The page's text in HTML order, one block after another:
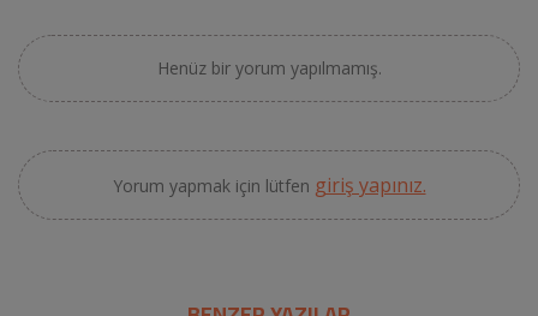
Henüz bir yorum yapılmamış.
Yorum yapmak için lütfen giriş yapınız.